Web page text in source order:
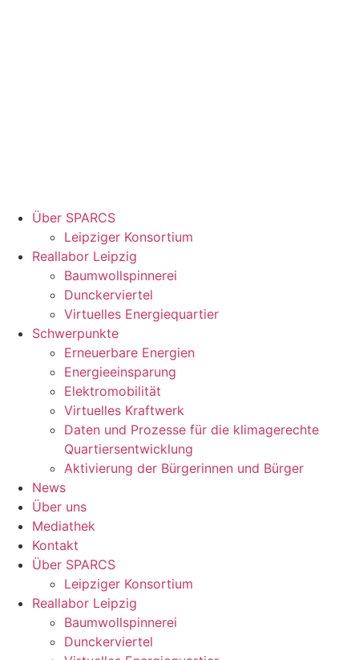
Über SPARCS
Leipziger Konsortium
Reallabor Leipzig
Baumwollspinnerei
Dunckerviertel
Virtuelles Energiequartier
Schwerpunkte
Erneuerbare Energien
Energieeinsparung
Elektromobilität
Virtuelles Kraftwerk
Daten und Prozesse für die klimagerechte
Quartiersentwicklung
Aktivierung der Bürgerinnen und Bürger
News
Über uns
Mediathek
Kontakt
Über SPARCS
Leipziger Konsortium
Reallabor Leipzig
Baumwollspinnerei
Dunckerviertel